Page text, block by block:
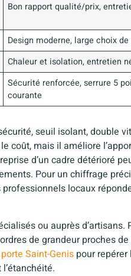
Bon rapport qualité/prix,
Design moderne, large choix
Chaleur et isolation, entretien
Sécurité renforcée, serrure 5
courante
seuil isolant, double
coût, mais il améliore
d’un cadre détérioré
Pour un chiffrage
locaux
ou auprès d’artisans.
de grandeur proches
Saint-Genis pour